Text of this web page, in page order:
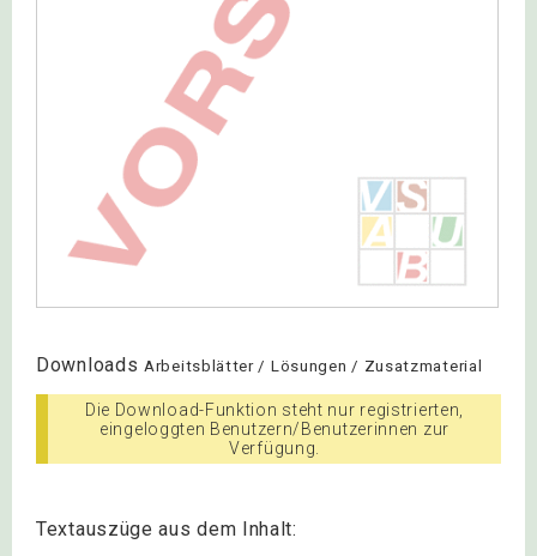
Downloads Arbeitsblätter / Lösungen / Zusatzmaterial
Die Download-Funktion steht nur registrierten,
eingeloggten Benutzern/Benutzerinnen zur
Verfügung.
Textauszüge aus dem Inhalt: